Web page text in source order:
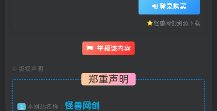
登录购买
怪兽网创资源下载
举报该内容
© 版权声明
郑重声明
1 本网站名称： 怪兽网创